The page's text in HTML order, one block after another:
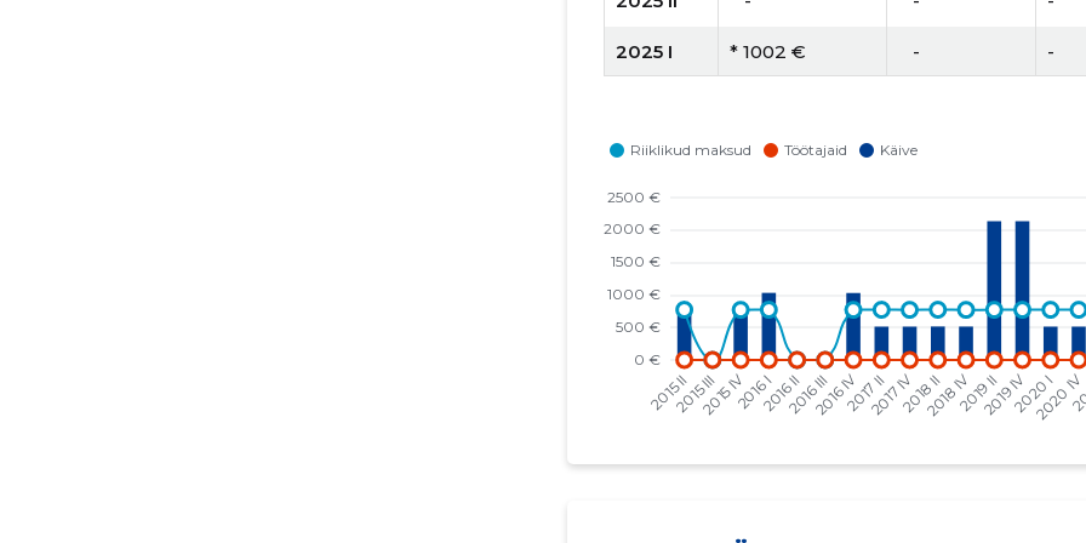
2025 I * 1002 €
   -
-
2024 II * 501 €
   -
2023 IV
2023 I
2022 IV * 509 €
   -
-
2022 I * 509 €
   -
-
2021 IV * 515 €
   -
-
2021 II * 515 €
   -
-